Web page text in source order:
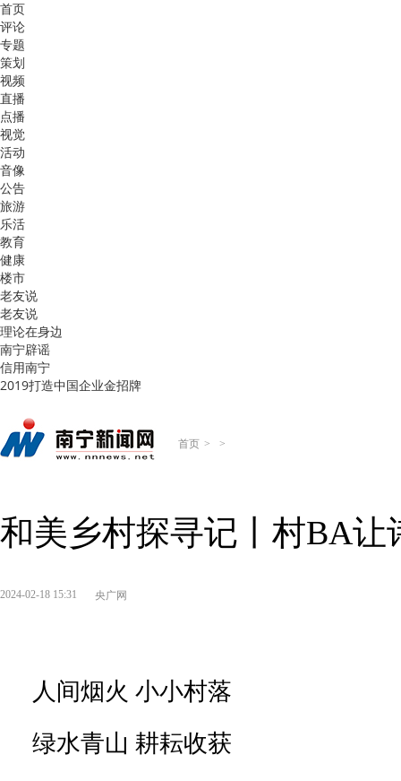
首页
评论
专题
策划
视频
直播
点播
视觉
活动
音像
公告
旅游
乐活
教育
健康
楼市
老友说
老友说
理论在身边
南宁辟谣
信用南宁
2019打造中国企业金招牌
首页 > >
和美乡村探寻记丨村BA让
2024-02-18 15:31 央广网
人间烟火 小小村落
绿水青山 耕耘收获